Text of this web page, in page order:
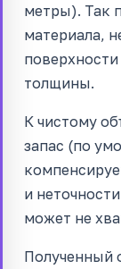
метры). Так
материала,
толщины.
К чистому
запас (по
и
может не
Полученный